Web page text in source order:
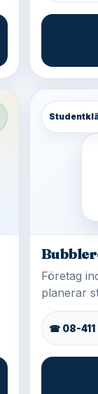
Företag
planerar
☎ 08-411